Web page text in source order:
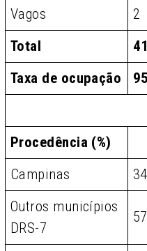
Vagos 2
Total
41
Taxa de ocupação
Procedência (%)
Campinas
Outros municípios
DRS-7